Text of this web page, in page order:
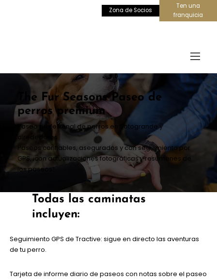
Zona de Socios
Ten una
franquicia
The Fur Seasons Paseo de
perros premium
Paseo profesional de perros en Sotogrande y
alrededores
Paseos confiables, asegurados y con seguimiento por
GPS, ¡con actualizaciones fotográficas y resúmenes de
los paseos!
Todas las caminatas
incluyen:
Seguimiento GPS de Tractive: sigue en directo las aventuras
de tu perro.
Tarjeta de informe diario de paseos con notas sobre el paseo